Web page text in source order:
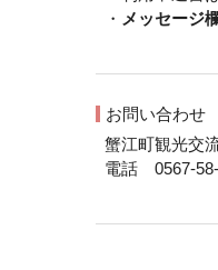
・ メッセージ
お問い合わせ
蟹江町観光交
電話 0567-